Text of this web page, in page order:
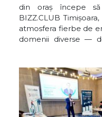
din oraș începe
BIZZ.CLUB
atmosfera fierbe de
domenii diverse —
— se adună pentru a
să ne ajutăm rec